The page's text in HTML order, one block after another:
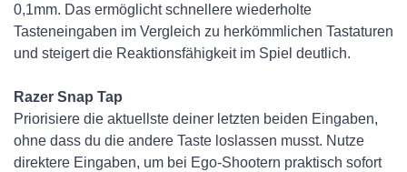
0,1mm. Das ermöglicht schnellere wiederholte
Tasteneingaben im Vergleich zu herkömmlichen Tastaturen
und steigert die Reaktionsfähigkeit im Spiel deutlich.
Razer Snap Tap
Priorisiere die aktuellste deiner letzten beiden Eingaben,
ohne dass du die andere Taste loslassen musst. Nutze
direktere Eingaben, um bei Ego-Shootern praktisch sofort